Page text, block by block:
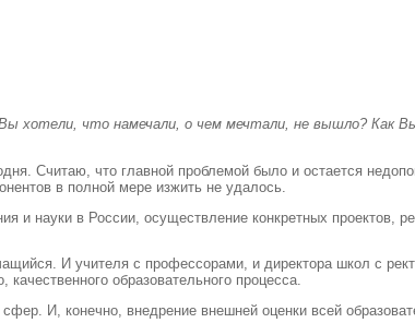
хотели, что намечали, о чем мечтали, не вышло? Как
Считаю, что главной проблемой было и остается
в полной мере изжить не удалось.
и науки в России, осуществление конкретных проектов,
И учителя с профессорами, и директора школ с
образовательного процесса.
И, конечно, внедрение внешней оценки всей